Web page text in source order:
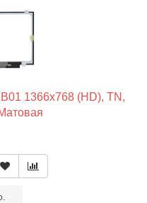
1366x768 (HD), TN,